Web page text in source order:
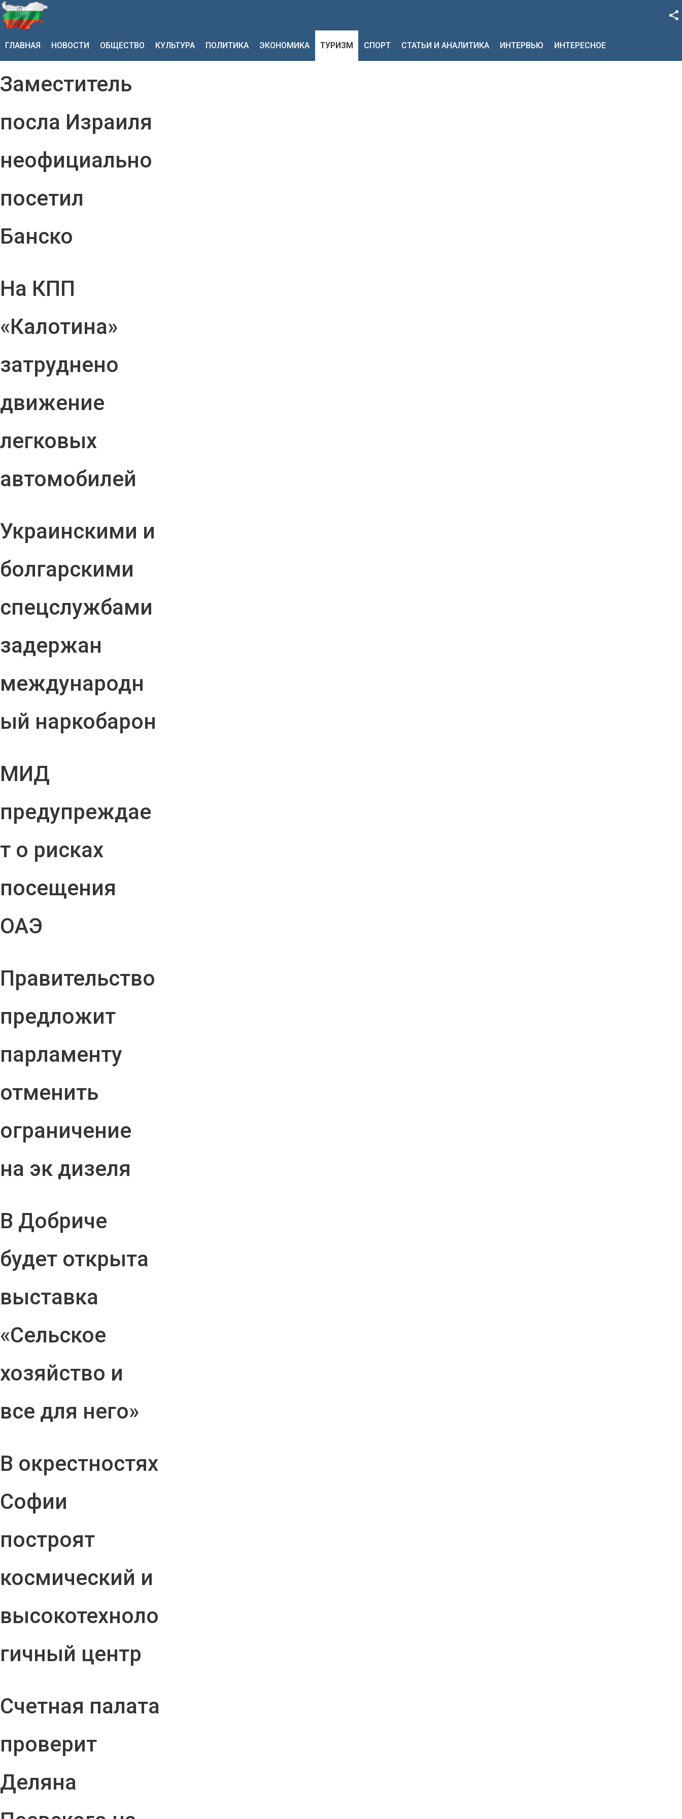
Google+
ГЛАВНАЯ НОВОСТИ ОБЩЕСТВО КУЛЬТУРА ПОЛИТИКА ЭКОНОМИКА ТУРИЗМ СПОРТ СТАТЬИ И АНАЛИТИКА ИНТЕРВЬЮ ИНТЕРЕСНОЕ
Заместитель
посла Израиля
неофициально
посетил
Банско
На КПП
«Калотина»
затруднено
движение
легковых
автомобилей
Украинскими и
болгарскими
спецслужбами
задержан
международн
ый наркобарон
МИД
предупреждае
т о рисках
посещения
ОАЭ
Правительство
предложит
парламенту
отменить
ограничение
на эк дизеля
В Добриче
будет открыта
выставка
«Сельское
хозяйство и
все для него»
В окрестностях
Софии
построят
космический и
высокотехноло
гичный центр
Счетная палата
проверит
Деляна